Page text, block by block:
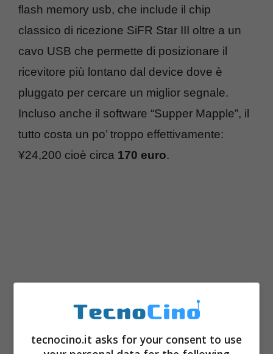
flash memory usb, che include il chip
classico di ricezione SiFR Star III oltre a un
cavo USB che permette di posizionare il
ricevitore più lontano dal device dove è
pluggato per cercare un miglior segnale.
Incluso anche il software “Supper Mapple”, il
tutto costa un po’ troppo effettivamente:
¥24,200 cioè circa 170 euro.
tecnocino.it asks for your consent to use